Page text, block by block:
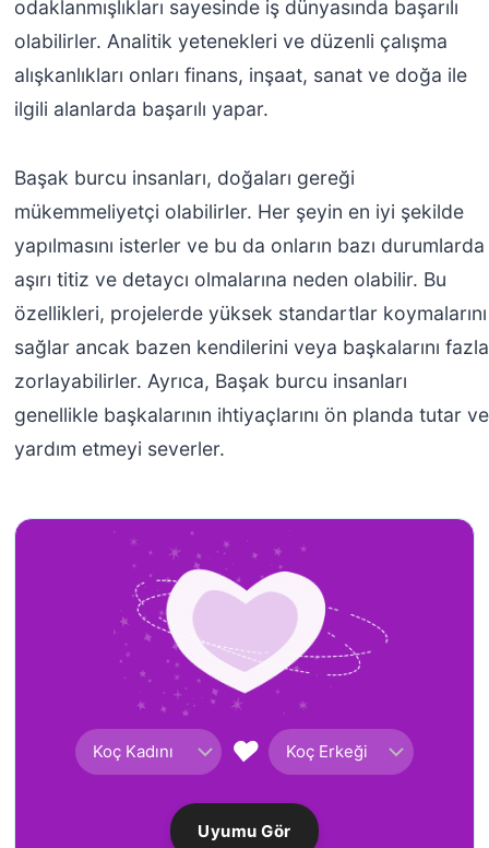
odaklanmışlıkları sayesinde iş dünyasında başarılı
olabilirler. Analitik yetenekleri ve düzenli çalışma
alışkanlıkları onları finans, inşaat, sanat ve doğa ile
ilgili alanlarda başarılı yapar.
Başak burcu insanları, doğaları gereği
mükemmeliyetçi olabilirler. Her şeyin en iyi şekilde
yapılmasını isterler ve bu da onların bazı durumlarda
aşırı titiz ve detaycı olmalarına neden olabilir. Bu
özellikleri, projelerde yüksek standartlar koymalarını
sağlar ancak bazen kendilerini veya başkalarını fazla
zorlayabilirler. Ayrıca, Başak burcu insanları
genellikle başkalarının ihtiyaçlarını ön planda tutar ve
yardım etmeyi severler.
♥
Uyumu Gör